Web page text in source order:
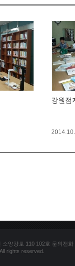
강원점
양강로 110 102호 문의전
rights reserved.